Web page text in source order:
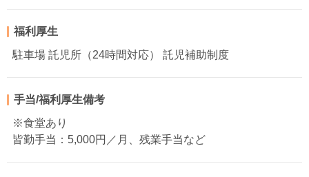
福利厚生
駐車場 託児所（24時間対応） 託児補助制度
手当/福利厚生備考
※食堂あり
皆勤手当：5,000円／月、残業手当など